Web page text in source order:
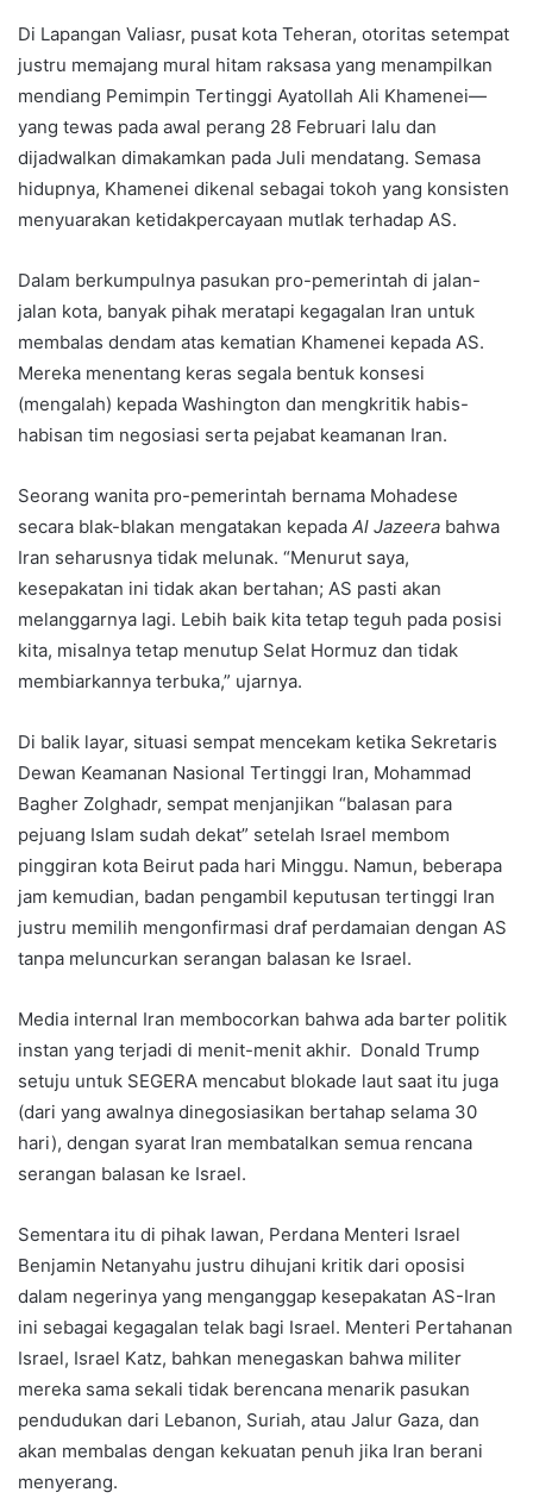
Di Lapangan Valiasr, pusat kota Teheran, otoritas setempat
justru memajang mural hitam raksasa yang menampilkan
mendiang Pemimpin Tertinggi Ayatollah Ali Khamenei—
yang tewas pada awal perang 28 Februari lalu dan
dijadwalkan dimakamkan pada Juli mendatang. Semasa
hidupnya, Khamenei dikenal sebagai tokoh yang konsisten
menyuarakan ketidakpercayaan mutlak terhadap AS.
Dalam berkumpulnya pasukan pro-pemerintah di jalan-
jalan kota, banyak pihak meratapi kegagalan Iran untuk
membalas dendam atas kematian Khamenei kepada AS.
Mereka menentang keras segala bentuk konsesi
(mengalah) kepada Washington dan mengkritik habis-
habisan tim negosiasi serta pejabat keamanan Iran.
Seorang wanita pro-pemerintah bernama Mohadese
secara blak-blakan mengatakan kepada Al Jazeera bahwa
Iran seharusnya tidak melunak. “Menurut saya,
kesepakatan ini tidak akan bertahan; AS pasti akan
melanggarnya lagi. Lebih baik kita tetap teguh pada posisi
kita, misalnya tetap menutup Selat Hormuz dan tidak
membiarkannya terbuka,” ujarnya.
Di balik layar, situasi sempat mencekam ketika Sekretaris
Dewan Keamanan Nasional Tertinggi Iran, Mohammad
Bagher Zolghadr, sempat menjanjikan “balasan para
pejuang Islam sudah dekat” setelah Israel membom
pinggiran kota Beirut pada hari Minggu. Namun, beberapa
jam kemudian, badan pengambil keputusan tertinggi Iran
justru memilih mengonfirmasi draf perdamaian dengan AS
tanpa meluncurkan serangan balasan ke Israel.
Media internal Iran membocorkan bahwa ada barter politik
instan yang terjadi di menit-menit akhir. Donald Trump
setuju untuk SEGERA mencabut blokade laut saat itu juga
(dari yang awalnya dinegosiasikan bertahap selama 30
hari), dengan syarat Iran membatalkan semua rencana
serangan balasan ke Israel.
Sementara itu di pihak lawan, Perdana Menteri Israel
Benjamin Netanyahu justru dihujani kritik dari oposisi
dalam negerinya yang menganggap kesepakatan AS-Iran
ini sebagai kegagalan telak bagi Israel. Menteri Pertahanan
Israel, Israel Katz, bahkan menegaskan bahwa militer
mereka sama sekali tidak berencana menarik pasukan
pendudukan dari Lebanon, Suriah, atau Jalur Gaza, dan
akan membalas dengan kekuatan penuh jika Iran berani
menyerang.